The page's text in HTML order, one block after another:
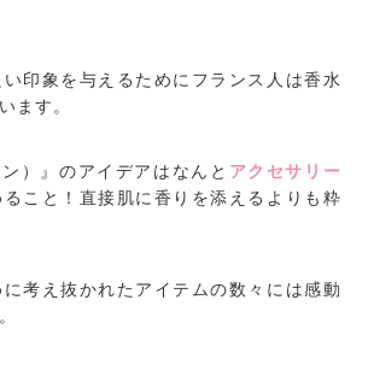
印象を与えるためにフランス人は香水
ます。
）』のアイデアはなんと アクセサリー
こと！直接肌に香りを添えるよりも粋
に考え抜かれたアイテムの数々には感動